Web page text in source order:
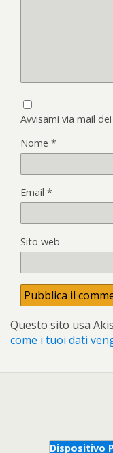
Avvisami via mail
Nome *
Email *
Sito web
Questo sito usa
come i tuoi dati
Dispositivo